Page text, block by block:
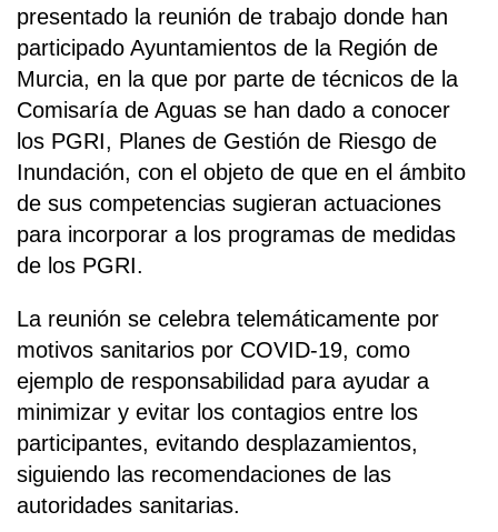
presentado la reunión de trabajo donde han
participado Ayuntamientos de la Región de
Murcia, en la que por parte de técnicos de la
Comisaría de Aguas se han dado a conocer
los PGRI, Planes de Gestión de Riesgo de
Inundación, con el objeto de que en el ámbito
de sus competencias sugieran actuaciones
para incorporar a los programas de medidas
de los PGRI.
La reunión se celebra telemáticamente por
motivos sanitarios por COVID-19, como
ejemplo de responsabilidad para ayudar a
minimizar y evitar los contagios entre los
participantes, evitando desplazamientos,
siguiendo las recomendaciones de las
autoridades sanitarias.